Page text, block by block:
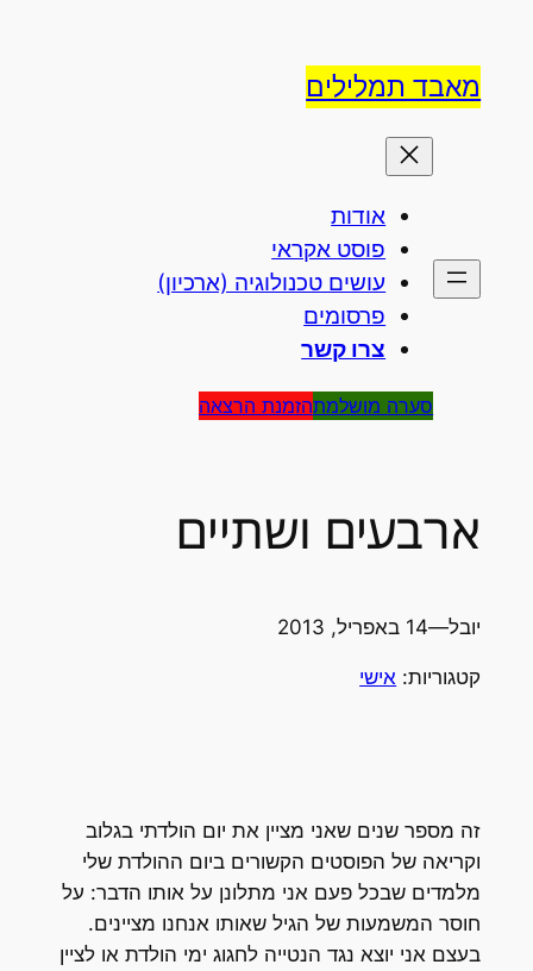
מאבד תמלילים
אודות
פוסט אקראי
עושים טכנולוגיה (ארכיון)
פרסומים
צרו קשר
סערה מושלמתהזמנת הרצאה
ארבעים ושתיים
יובל—14 באפריל, 2013
קטגוריות: אישי
זה מספר שנים שאני מציין את יום הולדתי בגלוב
וקריאה של הפוסטים הקשורים ביום ההולדת שלי
מלמדים שבכל פעם אני מתלונן על אותו הדבר: על
חוסר המשמעות של הגיל שאותו אנחנו מציינים.
בעצם אני יוצא נגד הנטייה לחגוג ימי הולדת או לציין